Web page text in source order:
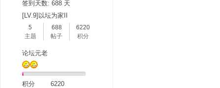
签到天数: 688 天
[LV.9]以坛为家II
5
主题
688
帖子
6220
积分
论坛元老
积分 6220